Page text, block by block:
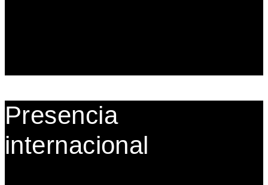
Presencia
internacional